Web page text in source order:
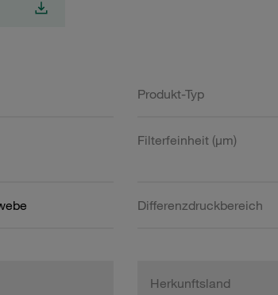
Produkt-Typ
Filterfeinheit (µm)
Differenzdruckbereich
Herkunftsland